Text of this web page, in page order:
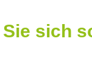
Sie sich